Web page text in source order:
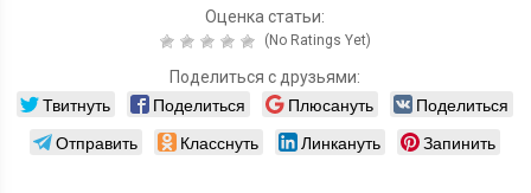
Оценка статьи:
(No Ratings Yet)
Поделиться с друзьями:
Твитнуть Поделиться Плюсануть
Поделиться
Отправить
Класснуть Линкануть Запинить